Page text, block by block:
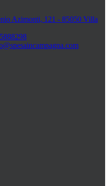
Azimonti, 121 - 85050 Villa